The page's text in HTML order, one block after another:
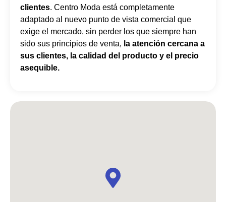
clientes. Centro Moda está completamente
adaptado al nuevo punto de vista comercial que
exige el mercado, sin perder los que siempre han
sido sus principios de venta, la atención cercana a
sus clientes, la calidad del producto y el precio
asequible.